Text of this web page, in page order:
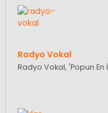
Radyo Vokal
Radyo Vokal, 'Popun